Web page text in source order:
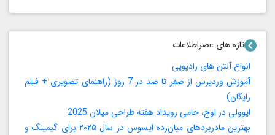
تازه های عصراطلاعات
انواع آنتن های رادیویی
آموزش وردپرس از صفر تا صد در 7 روز (راهنمای تصویری + فیلم
رایگان)
ایوولی در اوج، حامی رویداد هفته طراحی میلان 2025
بهترین مادربردهای میان‌رده ایسوس در سال ۲۰۲۵ برای گیمینگ و